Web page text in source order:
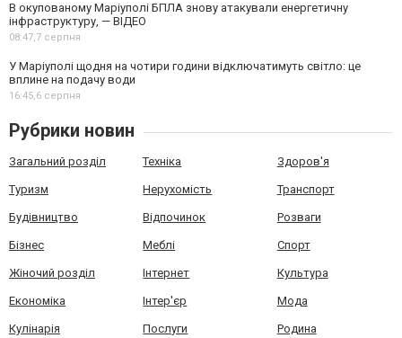
В окупованому Маріуполі БПЛА знову атакували енергетичну
інфраструктуру, — ВІДЕО
08:47,7 серпня
У Маріуполі щодня на чотири години відключатимуть світло: це
вплине на подачу води
16:45,6 серпня
Рубрики новин
Загальний розділ Техніка Здоров'я
Туризм Нерухомість Транспорт
Будівництво Відпочинок Розваги
Бізнес Меблі Спорт
Жіночий розділ Інтернет Культура
Економіка Інтер'єр Мода
Кулінарія Послуги Родина